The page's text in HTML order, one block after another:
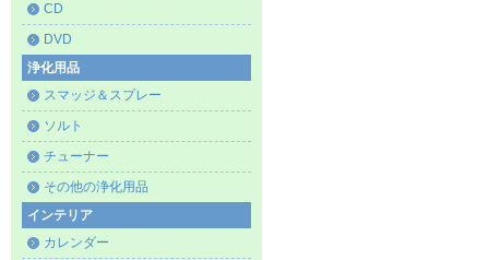
CD
DVD
浄化用品
スマッジ＆スプレー
ソルト
チューナー
その他の浄化用品
インテリア
カレンダー